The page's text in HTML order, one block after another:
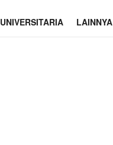
UNIVERSITARIA LAINNYA